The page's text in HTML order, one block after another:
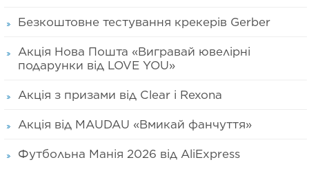
Безкоштовне тестування крекерів Gerber
Акція Нова Пошта «Вигравай ювелірні
подарунки від LOVE YOU»
Акція з призами від Clear і Rexona
Акція від MAUDAU «Вмикай фанчуття»
Футбольна Манія 2026 від AliExpress